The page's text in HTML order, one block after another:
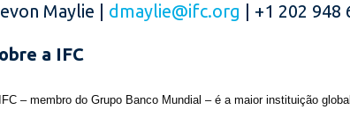
Maylie | dmaylie@ifc.org | +1 202 948
a IFC
– membro do Grupo Banco Mundial – é a maior instituição